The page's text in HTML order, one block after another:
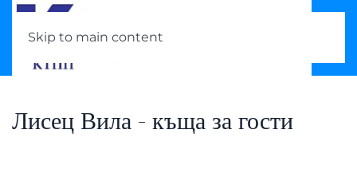
Skip to main content
Лисец Вила - къща за гости